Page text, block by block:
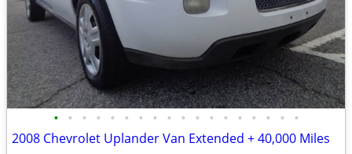
• • • • • • • • • • • • • • • • • •
2008 Chevrolet Uplander Van Extended + 40,000 Miles